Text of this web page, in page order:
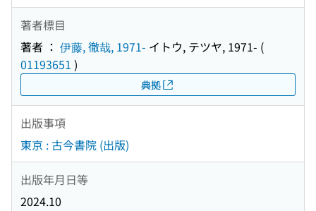
著者標目
著者 ： 伊藤, 徹哉, 1971- イトウ, テツヤ, 1971- (
01193651 )
典拠
出版事項
東京 : 古今書院 (出版)
出版年月日等
2024.10